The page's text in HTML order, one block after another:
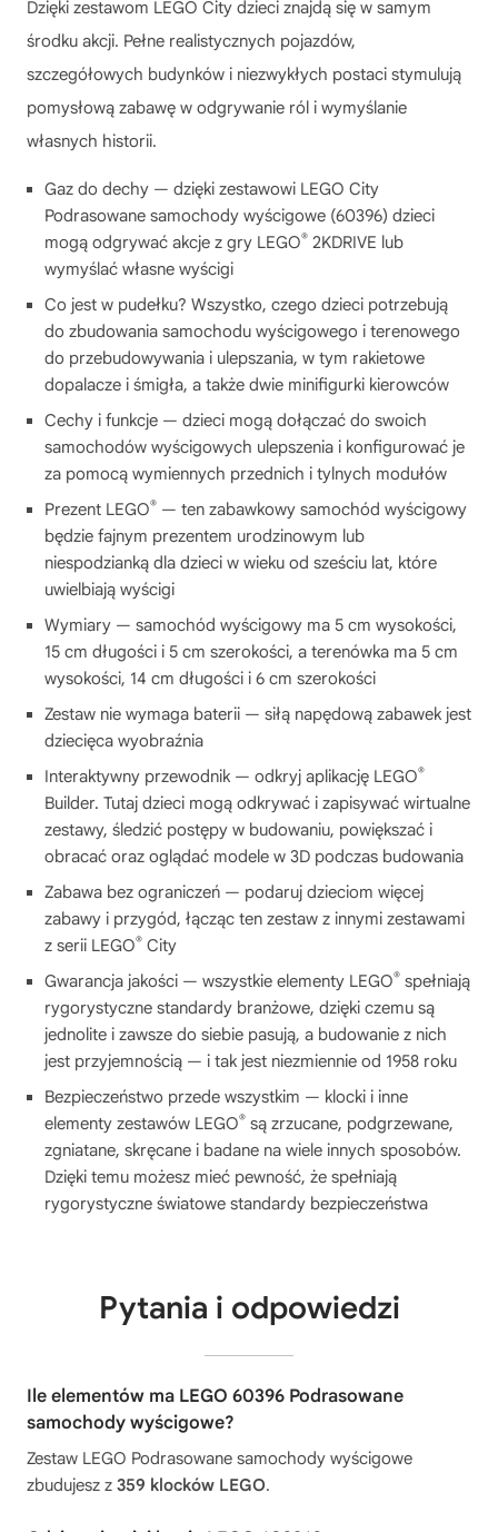
Dzięki zestawom LEGO City dzieci znajdą się w samym
środku akcji. Pełne realistycznych pojazdów,
szczegółowych budynków i niezwykłych postaci stymulują
pomysłową zabawę w odgrywanie ról i wymyślanie
własnych historii.
Gaz do dechy — dzięki zestawowi LEGO City
Podrasowane samochody wyścigowe (60396) dzieci
mogą odgrywać akcje z gry LEGO® 2KDRIVE lub
wymyślać własne wyścigi
Co jest w pudełku? Wszystko, czego dzieci potrzebują
do zbudowania samochodu wyścigowego i terenowego
do przebudowywania i ulepszania, w tym rakietowe
dopalacze i śmigła, a także dwie minifigurki kierowców
Cechy i funkcje — dzieci mogą dołączać do swoich
samochodów wyścigowych ulepszenia i konfigurować je
za pomocą wymiennych przednich i tylnych modułów
Prezent LEGO® — ten zabawkowy samochód wyścigowy
będzie fajnym prezentem urodzinowym lub
niespodzianką dla dzieci w wieku od sześciu lat, które
uwielbiają wyścigi
Wymiary — samochód wyścigowy ma 5 cm wysokości,
15 cm długości i 5 cm szerokości, a terenówka ma 5 cm
wysokości, 14 cm długości i 6 cm szerokości
Zestaw nie wymaga baterii — siłą napędową zabawek jest
dziecięca wyobraźnia
Interaktywny przewodnik — odkryj aplikację LEGO®
Builder. Tutaj dzieci mogą odkrywać i zapisywać wirtualne
zestawy, śledzić postępy w budowaniu, powiększać i
obracać oraz oglądać modele w 3D podczas budowania
Zabawa bez ograniczeń — podaruj dzieciom więcej
zabawy i przygód, łącząc ten zestaw z innymi zestawami
z serii LEGO® City
Gwarancja jakości — wszystkie elementy LEGO® spełniają
rygorystyczne standardy branżowe, dzięki czemu są
jednolite i zawsze do siebie pasują, a budowanie z nich
jest przyjemnością — i tak jest niezmiennie od 1958 roku
Bezpieczeństwo przede wszystkim — klocki i inne
elementy zestawów LEGO® są zrzucane, podgrzewane,
zgniatane, skręcane i badane na wiele innych sposobów.
Dzięki temu możesz mieć pewność, że spełniają
rygorystyczne światowe standardy bezpieczeństwa
Pytania i odpowiedzi
Ile elementów ma LEGO 60396 Podrasowane
samochody wyścigowe?
Zestaw LEGO Podrasowane samochody wyścigowe
zbudujesz z 359 klocków LEGO.